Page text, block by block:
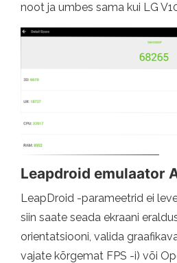
noot ja umbes sama kui LG
Leapdroid emulaator
LeapDroid -parameetrid ei
siin saate seada ekraani
orientatsiooni, valida
vajate kõrgemat FPS -i) või